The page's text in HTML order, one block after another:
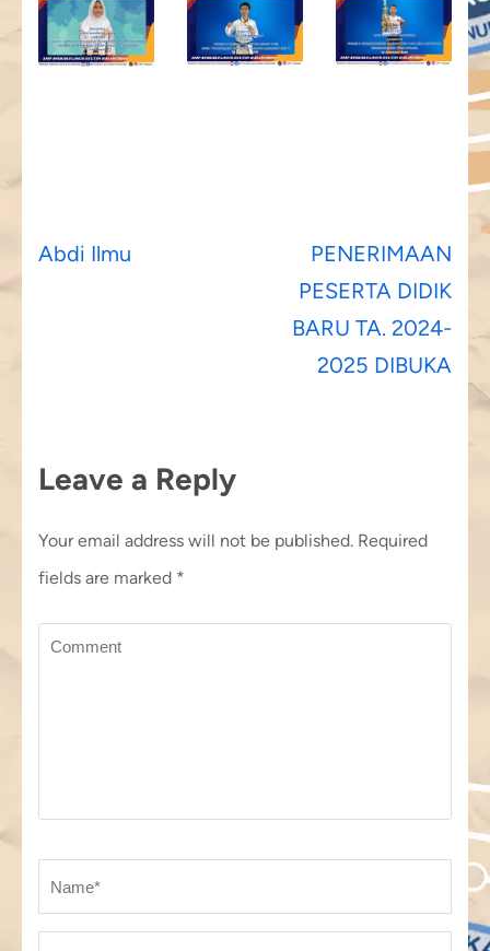
Post
navigation
Abdi Ilmu
PENERIMAAN
PESERTA DIDIK
BARU TA. 2024-
2025 DIBUKA
Leave a Reply
Your email address will not be published. Required
fields are marked *
Comment
Name